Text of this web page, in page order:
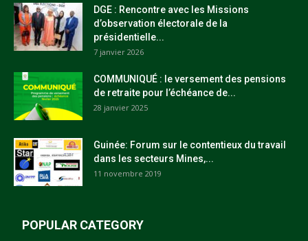
DGE : Rencontre avec les Missions
d’observation électorale de la
présidentielle...
7 janvier 2026
COMMUNIQUÉ : le versement des pensions
de retraite pour l’échéance de...
28 janvier 2025
Guinée: Forum sur le contentieux du travail
dans les secteurs Mines,...
11 novembre 2019
POPULAR CATEGORY